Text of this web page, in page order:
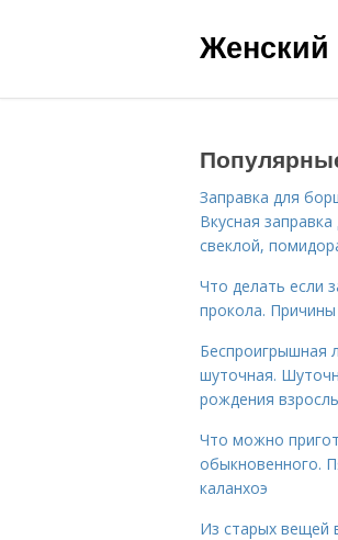
Заправка для
Вкусная
свеклой,
Что делать если
прокола.
Беспроигрышная
шуточная.
рождения
Что можно
обыкновенного.
каланхоэ
Из старых вещей